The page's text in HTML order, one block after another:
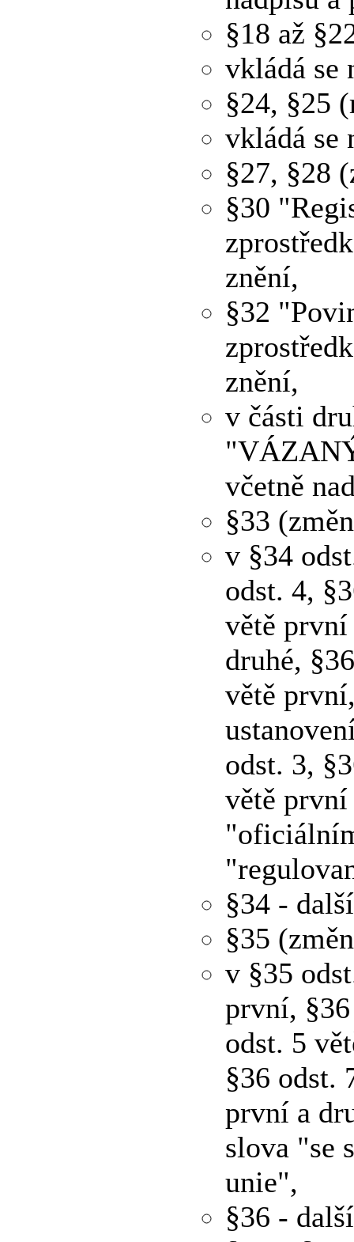
§18 až
vkládá se
§24, §25
vkládá se
§27, §28
§30
znění,
§32
znění,
v části
včetně
§33
v §34
odst. 4,
větě první
druhé,
větě
odst. 3,
větě první
§34 -
§35
v §35
první,
odst. 5
§36 odst.
první a
slova "se
unie",
§36 -